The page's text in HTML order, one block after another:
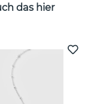
das hier